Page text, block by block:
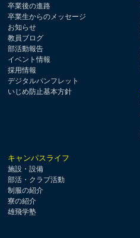
卒業後の進路
卒業生からのメッセージ
お知らせ
教員ブログ
部活動報告
イベント情報
採用情報
デジタルパンフレット
いじめ防止基本方針
キャンパスライフ
施設・設備
部活・クラブ活動
制服の紹介
寮の紹介
雄飛学塾